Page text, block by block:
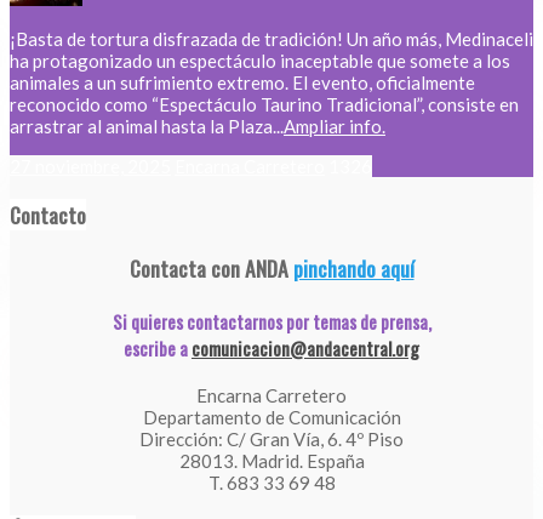
¡Basta de tortura disfrazada de tradición! Un año más, Medinaceli
ha protagonizado un espectáculo inaceptable que somete a los
animales a un sufrimiento extremo. El evento, oficialmente
reconocido como “Espectáculo Taurino Tradicional”, consiste en
arrastrar al animal hasta la Plaza...Ampliar info.
Contacto
Contacta con ANDApinchando aquí
Si quieres contactarnos por temas de prensa,
escribe acomunicacion@andacentral.org
Encarna Carretero
Departamento de Comunicación
Dirección: C/ Gran Vía, 6. 4º Piso
28013. Madrid. España
T. 683 33 69 48